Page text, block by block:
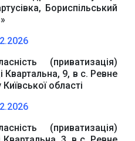
Бориспільський
(приватизація)
Квартальна, 9, в с. Ревне
області
(приватизація)